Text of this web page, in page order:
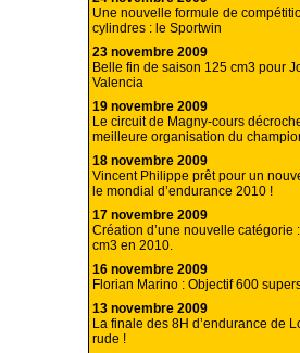
Une nouvelle formule de
cylindres : le Sportwin
23 novembre 2009
Belle fin de saison 125 cm3 pour
Valencia
19 novembre 2009
Le circuit de Magny-cours
meilleure organisation du
18 novembre 2009
Vincent Philippe prêt pour un
le mondial d’endurance 2010 !
17 novembre 2009
Création d’une nouvelle catégorie
cm3 en 2010.
16 novembre 2009
Florian Marino : Objectif 600
13 novembre 2009
La finale des 8H d’endurance de
rude !